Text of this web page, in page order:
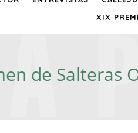
XIX
de Salteras